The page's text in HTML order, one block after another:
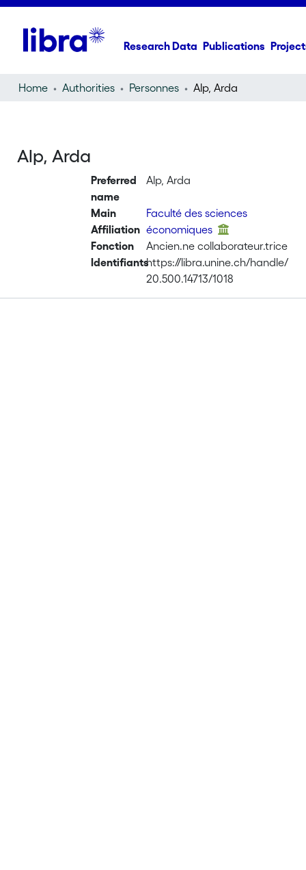
Research Data Publications
Home Authorities Personnes Alp, Arda
Alp, Arda
Preferred
name
Alp, Arda
Main
Affiliation
Faculté des sciences
économiques
Fonction
Ancien.ne collaborateur.trice
Identifiantshttps://libra.unine.ch/handle/
20.500.14713/1018